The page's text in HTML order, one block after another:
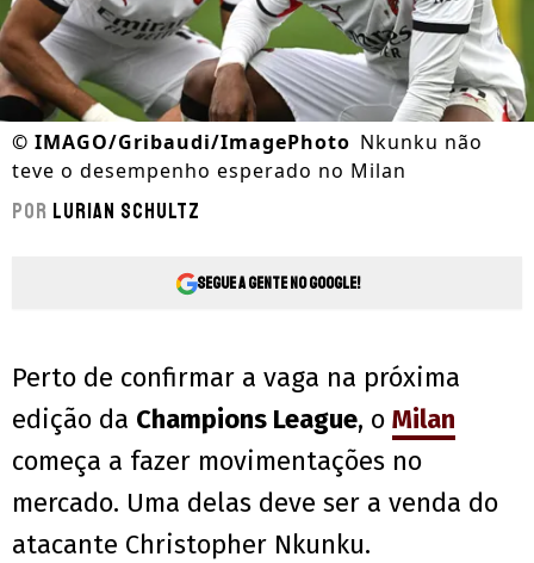
© IMAGO/Gribaudi/ImagePhoto Nkunku não
teve o desempenho esperado no Milan
Por Lurian Schultz
Segue a gente no Google!
Perto de confirmar a vaga na próxima
edição da Champions League, o Milan
começa a fazer movimentações no
mercado. Uma delas deve ser a venda do
atacante Christopher Nkunku.